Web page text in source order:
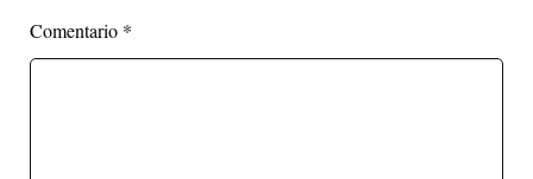
Comentario *